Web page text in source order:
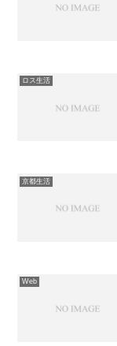
ロス生活
京都生活
Web